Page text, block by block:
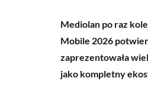
Mediolan po raz
Mobile 2026
zaprezentowała
jako kompletny